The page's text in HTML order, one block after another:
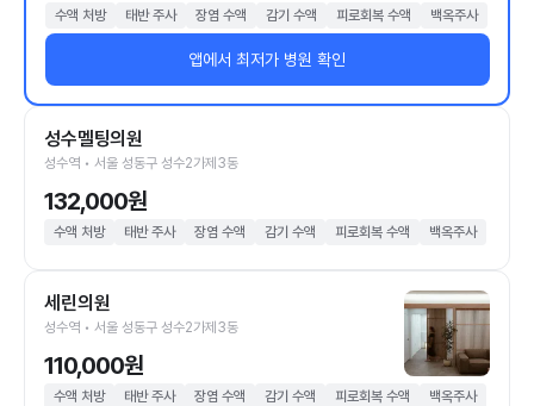
수액 처방
태반 주사 장염 수액 감기 수액 피로회복 수액 백옥주사
앱에서 최저가 병원 확인
성수멜팅의원
성수역 • 서울 성동구 성수2가제3동
132,000원
수액 처방 태반 주사 장염 수액 감기 수액 피로회복 수액 백옥주사
세린의원
성수역 • 서울 성동구 성수2가제3동
110,000원
수액 처방 태반 주사 장염 수액 감기 수액 피로회복 수액 백옥주사